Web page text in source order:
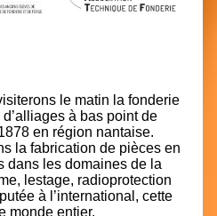
le matin la fonderie
à bas point de
en région nantaise.
la fabrication de pièces en
dans les domaines de la
lestage, radioprotection
à l’international, cette
monde entier.